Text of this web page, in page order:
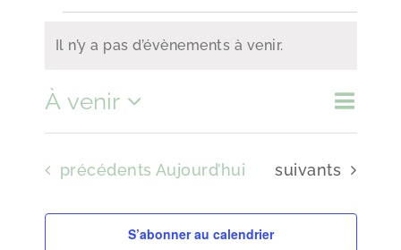
Notice
Il n’y a pas d’évènements à venir.
et
vues
Ricerca
de
vues
Liste
À venir
Sélectionnez
une
date.
Évènements
précédents Aujourd’hui Évènements
suivants
S’abonner au calendrier